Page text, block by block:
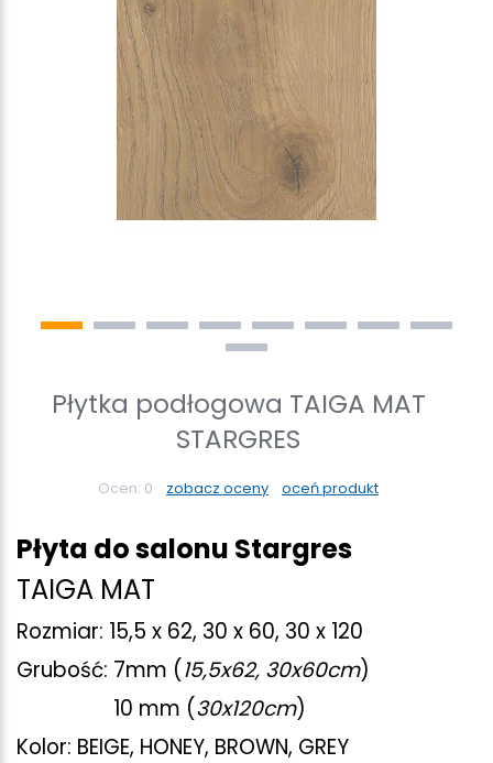
Płytka podłogowa TAIGA MAT
STARGRES
Ocen: 0 zobacz oceny oceń produkt
Płyta do salonu Stargres
TAIGA MAT
Rozmiar: 15,5 x 62, 30 x 60, 30 x 120
Grubość: 7mm (15,5x62, 30x60cm)
10 mm (30x120cm)
Kolor: BEIGE, HONEY, BROWN, GREY